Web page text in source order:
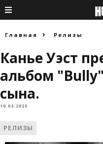
Главная Релизы
Канье Уэст
альбом
сына.
19.03.2025
РЕЛИЗЫ